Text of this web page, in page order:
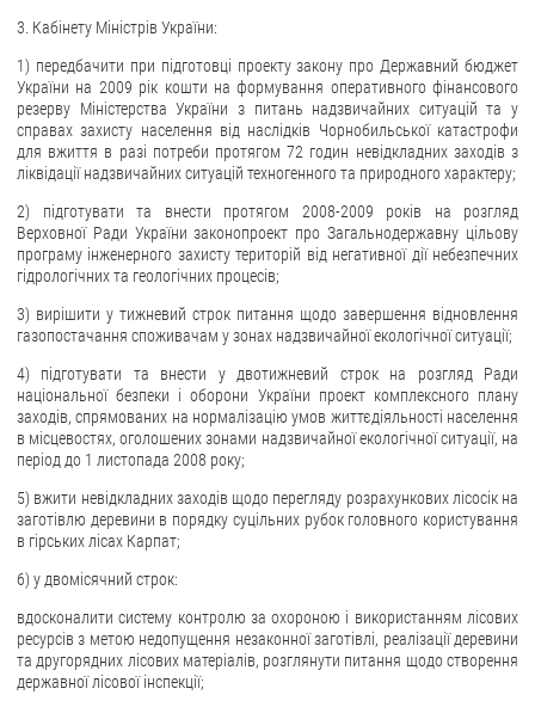
3. Кабінету Міністрів України:
1) передбачити при підготовці проекту закону про Державний бюджет
України на 2009 рік кошти на формування оперативного фінансового
резерву Міністерства України з питань надзвичайних ситуацій та у
справах захисту населення від наслідків Чорнобильської катастрофи
для вжиття в разі потреби протягом 72 годин невідкладних заходів з
ліквідації надзвичайних ситуацій техногенного та природного характеру;
2) підготувати та внести протягом 2008-2009 років на розгляд
Верховної Ради України законопроект про Загальнодержавну цільову
програму інженерного захисту територій від негативної дії небезпечних
гідрологічних та геологічних процесів;
3) вирішити у тижневий строк питання щодо завершення відновлення
газопостачання споживачам у зонах надзвичайної екологічної ситуації;
4) підготувати та внести у двотижневий строк на розгляд Ради
національної безпеки і оборони України проект комплексного плану
заходів, спрямованих на нормалізацію умов життєдіяльності населення
в місцевостях, оголошених зонами надзвичайної екологічної ситуації, на
період до 1 листопада 2008 року;
5) вжити невідкладних заходів щодо перегляду розрахункових лісосік на
заготівлю деревини в порядку суцільних рубок головного користування
в гірських лісах Карпат;
6) у двомісячний строк:
вдосконалити систему контролю за охороною і використанням лісових
ресурсів з метою недопущення незаконної заготівлі, реалізації деревини
та другорядних лісових матеріалів, розглянути питання щодо створення
державної лісової інспекції;